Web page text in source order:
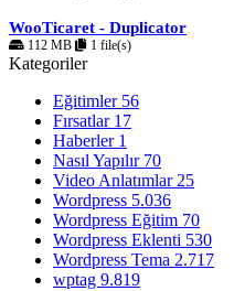
WooTicaret - Duplicator
112 MB 1 file(s)
Kategoriler
Eğitimler 56
Fırsatlar 17
Haberler 1
Nasıl Yapılır 70
Video Anlatımlar 25
Wordpress 5.036
Wordpress Eğitim 70
Wordpress Eklenti 530
Wordpress Tema 2.717
wptag 9.819